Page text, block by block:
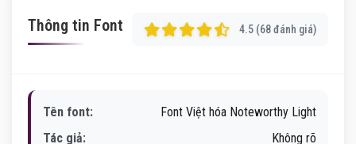
Thông tin Font 4.5 (68 đánh giá)
Tên font:
Font Việt hóa Noteworthy Light
Tác giả:
Không rõ